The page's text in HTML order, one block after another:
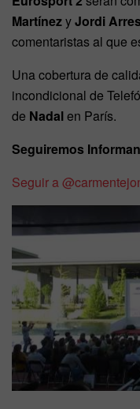
MartínezyJordi
comentaristas al que
Una cobertura de
incondicional de
de Nadalen París.
Seguiremos
Seguir a